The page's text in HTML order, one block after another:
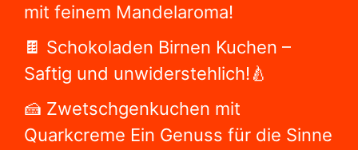
mit feinem Mandelaroma!
🍫 Schokoladen Birnen Kuchen –
Saftig und unwiderstehlich!🍐
🍰 Zwetschgenkuchen mit
Quarkcreme Ein Genuss für die Sinne